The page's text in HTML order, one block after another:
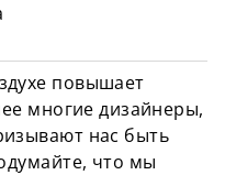
повышает
многие дизайнеры,
нас быть
что мы